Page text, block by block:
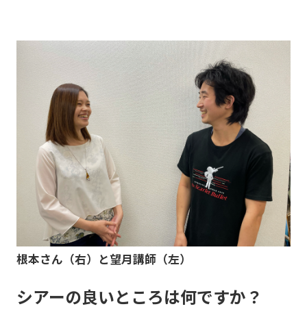
根本さん（右）と望月講師（左）
シアーの良いところは何ですか？